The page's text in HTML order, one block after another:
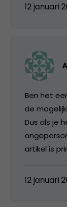
12 januari
Ben het
de
Dus als je
artikel is
12 januari